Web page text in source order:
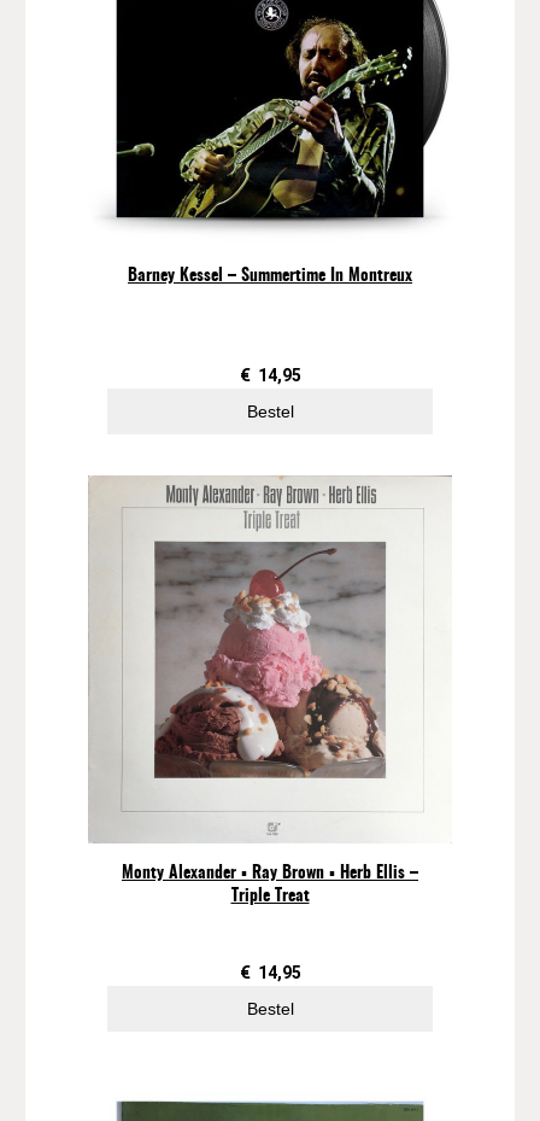
n
l
Barney Kessel – Summertime In Montreux
€ 14,95
Bestel
Monty Alexander ▪ Ray Brown ▪ Herb Ellis –
Triple Treat
€ 14,95
Bestel